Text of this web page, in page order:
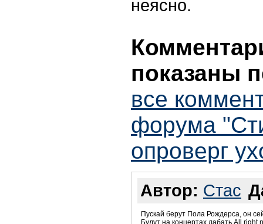
неясно.
показаны
все
форума
опроверг
Автор: Стас
Пускай берут Пола Рождерса, он